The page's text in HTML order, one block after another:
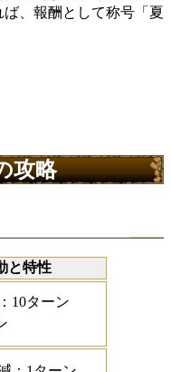
、報酬として称号「夏
攻略
と特性
10ターン